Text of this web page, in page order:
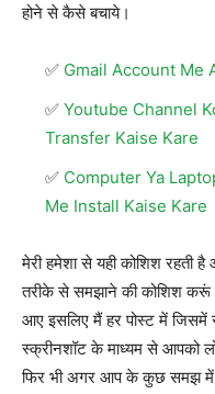
होने से कैसे बचाये।
Gmail Account Me
Youtube Channel
Transfer Kaise Kare
Computer Ya
Me Install Kaise Kare
मेरी हमेशा से यही कोशिश रहती
तरीके से समझाने की कोशिश करूं
आए इसलिए मैं हर पोस्ट में जिसमें
स्क्रीनशॉट के माध्यम से आपको
फिर भी अगर आप के कुछ समझ में